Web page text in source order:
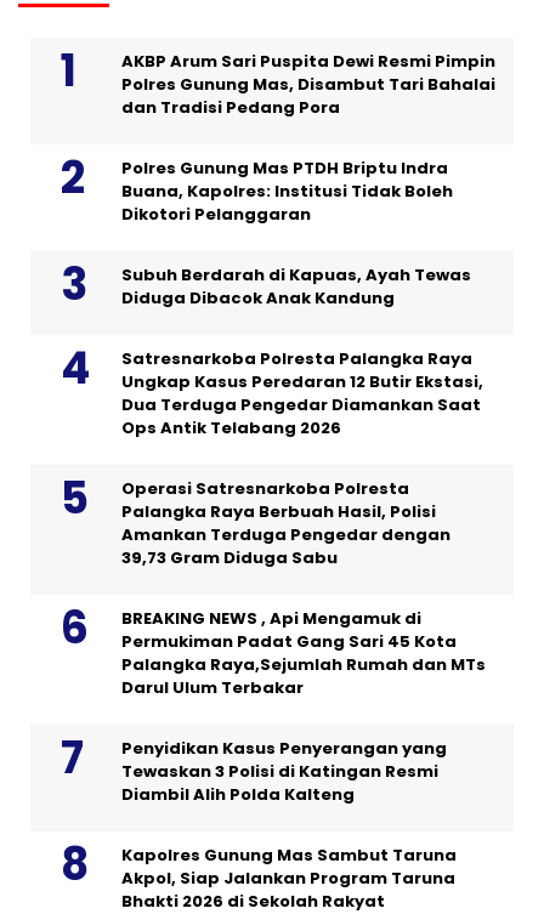
AKBP Arum Sari Puspita Dewi Resmi Pimpin
Polres Gunung Mas, Disambut Tari Bahalai
dan Tradisi Pedang Pora
Polres Gunung Mas PTDH Briptu Indra
Buana, Kapolres: Institusi Tidak Boleh
Dikotori Pelanggaran
Subuh Berdarah di Kapuas, Ayah Tewas
Diduga Dibacok Anak Kandung
Satresnarkoba Polresta Palangka Raya
Ungkap Kasus Peredaran 12 Butir Ekstasi,
Dua Terduga Pengedar Diamankan Saat
Ops Antik Telabang 2026
Operasi Satresnarkoba Polresta
Palangka Raya Berbuah Hasil, Polisi
Amankan Terduga Pengedar dengan
39,73 Gram Diduga Sabu
BREAKING NEWS , Api Mengamuk di
Permukiman Padat Gang Sari 45 Kota
Palangka Raya,Sejumlah Rumah dan MTs
Darul Ulum Terbakar
Penyidikan Kasus Penyerangan yang
Tewaskan 3 Polisi di Katingan Resmi
Diambil Alih Polda Kalteng
Kapolres Gunung Mas Sambut Taruna
Akpol, Siap Jalankan Program Taruna
Bhakti 2026 di Sekolah Rakyat